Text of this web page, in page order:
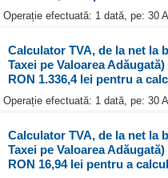
Operație efectuată: 1 dată, pe: 30
Calculator TVA, de la net la
Taxei pe Valoarea
RON 1.336,4 lei pentru a
Operație efectuată: 1 dată, pe: 30
Calculator TVA, de la net la
Taxei pe Valoarea
RON 16,94 lei pentru a